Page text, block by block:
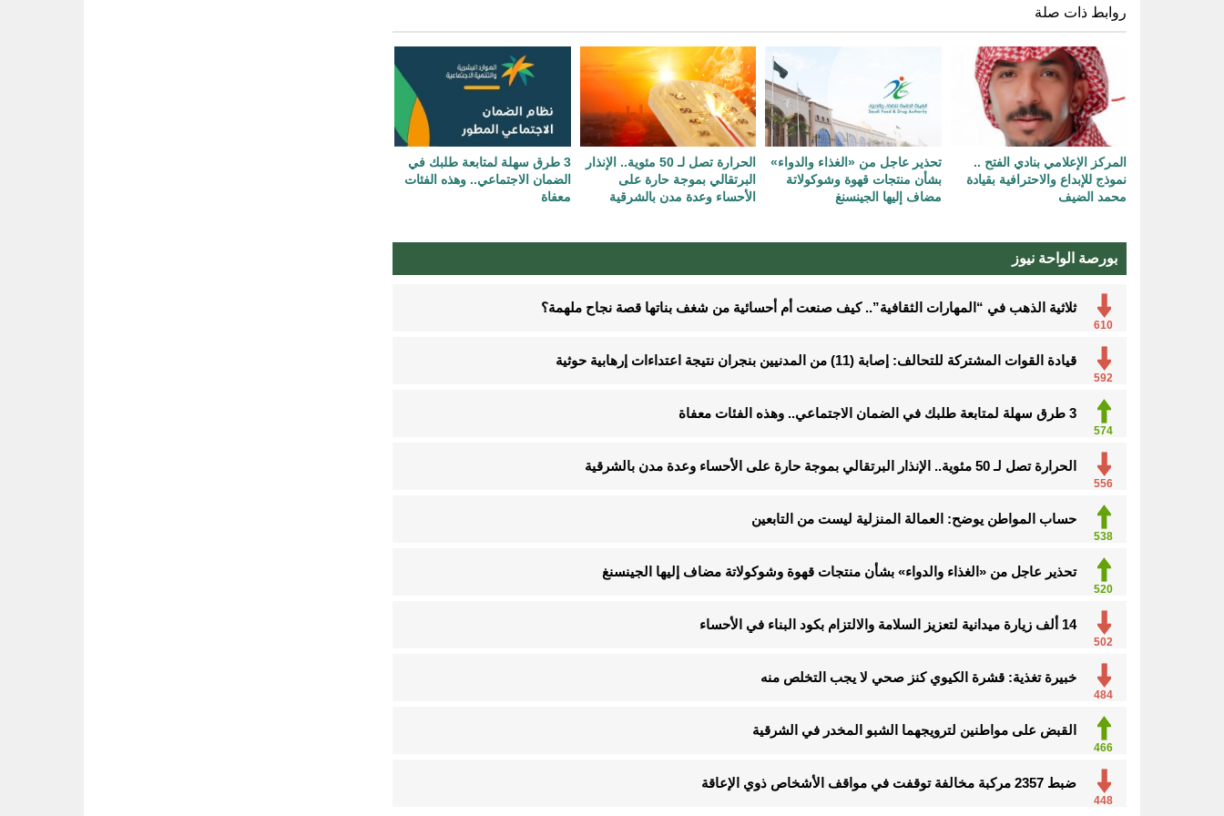
روابط ذات صلة
المركز الإعلامي بنادي الفتح ..
نموذج للإبداع والاحترافية بقيادة
محمد الضيف
تحذير عاجل من «الغذاء والدواء»
بشأن منتجات قهوة وشوكولاتة
مضاف إليها الجينسنغ
الحرارة تصل لـ 50 مئوية.. الإنذار
البرتقالي بموجة حارة على
الأحساء وعدة مدن بالشرقية
3 طرق سهلة لمتابعة طلبك في
الضمان الاجتماعي.. وهذه الفئات
معفاة
بورصة الواحة نيوز
610
ثلاثية الذهب في “المهارات الثقافية”.. كيف صنعت أم أحسائية من شغف بناتها قصة نجاح ملهمة؟
592
قيادة القوات المشتركة للتحالف: إصابة (11) من المدنيين بنجران نتيجة اعتداءات إرهابية حوثية
574
3 طرق سهلة لمتابعة طلبك في الضمان الاجتماعي.. وهذه الفئات معفاة
556
الحرارة تصل لـ 50 مئوية.. الإنذار البرتقالي بموجة حارة على الأحساء وعدة مدن بالشرقية
538
حساب المواطن يوضح: العمالة المنزلية ليست من التابعين
520
تحذير عاجل من «الغذاء والدواء» بشأن منتجات قهوة وشوكولاتة مضاف إليها الجينسنغ
502
14 ألف زيارة ميدانية لتعزيز السلامة والالتزام بكود البناء في الأحساء
484
خبيرة تغذية: قشرة الكيوي كنز صحي لا يجب التخلص منه
466
القبض على مواطنين لترويجهما الشبو المخدر في الشرقية
448
ضبط 2357 مركبة مخالفة توقفت في مواقف الأشخاص ذوي الإعاقة